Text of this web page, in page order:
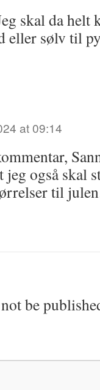
skal da helt
eller sølv til
at 09:14
jeg også skal
til
be